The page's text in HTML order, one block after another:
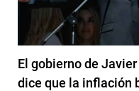
El gobierno de
dice que la inflación